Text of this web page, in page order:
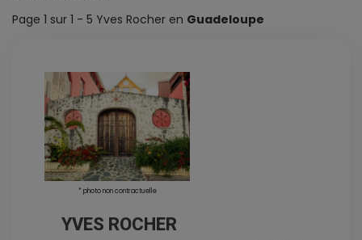
Page 1 sur 1 - 5 Yves Rocher en Guadeloupe
* photo non contractuelle
YVES ROCHER